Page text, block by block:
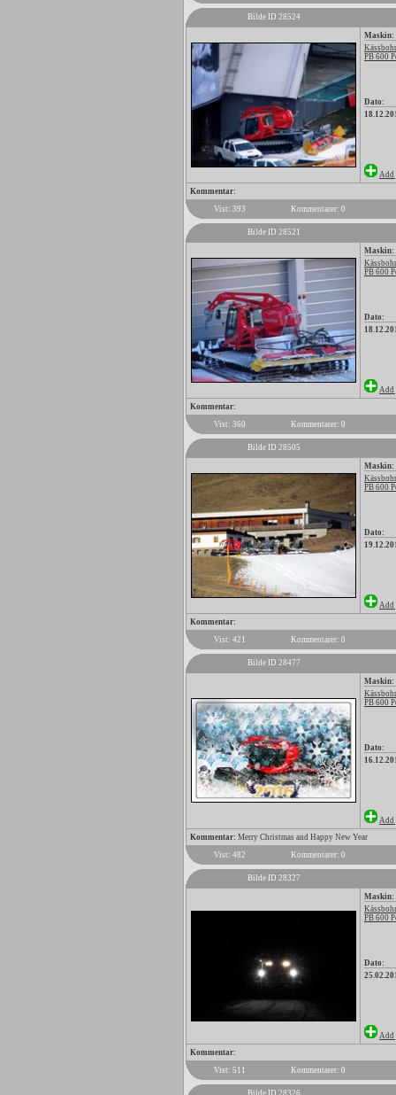
Bilde ID 28524
Maskin:
PB 600
Dato:
Add
Kommentar:
Vist: 393
Kommentarer: 0
Bilde ID 28521
Maskin:
PB 600
Dato:
Add
Kommentar:
Vist: 360
Kommentarer: 0
Bilde ID 28505
Maskin:
PB 600
Dato:
Add
Kommentar:
Vist: 421
Kommentarer: 0
Bilde ID 28477
Maskin:
PB 600
Dato:
Add
Kommentar: Merry Christmas and Happy New Year
Vist: 482
Kommentarer: 0
Bilde ID 28327
Maskin:
PB 600
Dato:
Add
Kommentar:
Vist: 511
Kommentarer: 0
Bilde ID 28326